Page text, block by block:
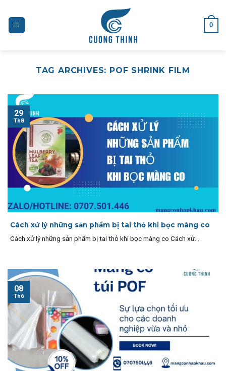
content
0
TAG ARCHIVES: POF SHRINK FILM
Cách xử lý những sản phẩm bị tai thỏ khi bọc màng co
Cách xử lý những sản phẩm bị tai thỏ khi bọc màng co Cách xử...
29
Th8
08
Th6